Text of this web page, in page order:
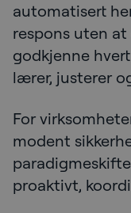
automatisert
respons uten
godkjenne
lærer, justerer
For
modent
proaktivt,